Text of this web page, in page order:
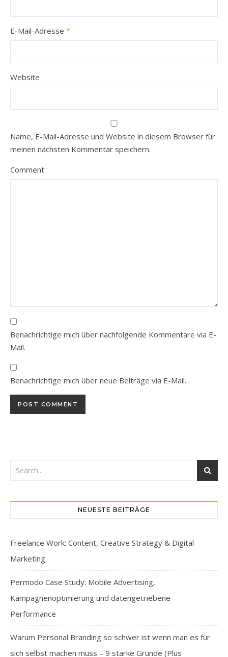
E-Mail-Adresse *
Website
Name, E-Mail-Adresse und Website in diesem Browser für
meinen nächsten Kommentar speichern.
Comment
Benachrichtige mich über nachfolgende Kommentare via E-
Mail.
Benachrichtige mich über neue Beiträge via E-Mail.
NEUESTE BEITRÄGE
Freelance Work: Content, Creative Strategy & Digital
Marketing
Permodo Case Study: Mobile Advertising,
Kampagnenoptimierung und datengetriebene
Performance
Warum Personal Branding so schwer ist wenn man es für
sich selbst machen muss – 9 starke Gründe (Plus